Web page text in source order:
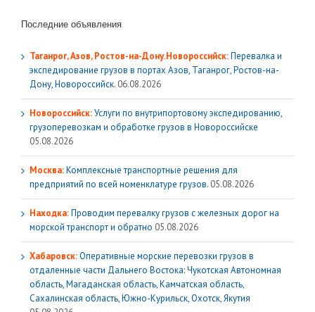
Последние объявления
Таганрог, Азов, Ростов-на-Дону.Новороссийск:Перевалка и
экспедирование грузов в портах Азов, Таганрог, Ростов-на-
Дону, Новороссийск. 06.08.2026
Новороссийск:Услуги по внутрипортовому экспедированию,
грузоперевозкам и обработке грузов в Новороссийске
05.08.2026
Москва:Комплексные транспортные решения для
предприятий по всей номенклатуре грузов. 05.08.2026
Находка:Проводим перевалку грузов с железных дорог на
морской транспорт и обратно 05.08.2026
Хабаровск:Оперативные морские перевозки грузов в
отдаленные части Дальнего Востока: Чукотская Автономная
область, Магаданская область, Камчатская область,
Сахалинская область, Южно-Курильск, Охотск, Якутия